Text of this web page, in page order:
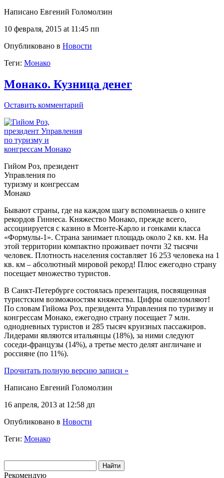
Написано Евгений Голомолзин
10 февраля, 2015 at 11:45 пп
Опубликовано в Новости
Теги: Монако
Монако. Кузница денег
Оставить комментарий
Гийом Роз, президент
Управления по
туризму и конгрессам
Монако
Бывают страны, где на каждом шагу вспоминаешь о книге
рекордов Гиннеса. Княжество Монако, прежде всего,
ассоциируется с казино в Монте-Карло и гонками класса
«Формулы-1». Страна занимает площадь около 2 кв. км. На
этой территории компактно проживает почти 32 тысячи
человек. Плотность населения составляет 16 253 человека на 1
кв. км – абсолютный мировой рекорд! Плюс ежегодно страну
посещает множество туристов.
В Санкт-Петербурге состоялась презентация, посвященная
туристским возможностям княжества. Цифры ошеломляют!
По словам Гийома Роз, президента Управления по туризму и
конгрессам Монако, ежегодно страну посещает 7 млн.
однодневных туристов и 285 тысяч круизных пассажиров.
Лидерами являются итальянцы (18%), за ними следуют
соседи-французы (14%), а третье место делят англичане и
россияне (по 11%).
Прочитать полную версию записи »
Написано Евгений Голомолзин
16 апреля, 2013 at 12:58 дп
Опубликовано в Новости
Теги: Монако
Рекомендую